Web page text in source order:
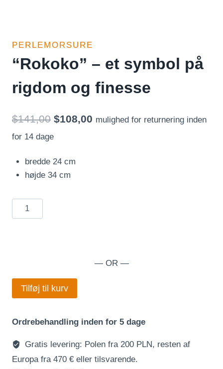
PERLEMORSURE
“Rokoko” – et symbol på
rigdom og finesse
$141,00 Den
oprindelige
var:
$108,00 Den
mulighed for returnering inden
for 14 dage
bredde 24 cm
højde 34 cm
"Rokoko"
–
finesse
— OR —
Tilføj til kurv
Ordrebehandling inden for 5 dage
Gratis levering: Polen fra 200 PLN, resten af
Europa fra 470 € eller tilsvarende.